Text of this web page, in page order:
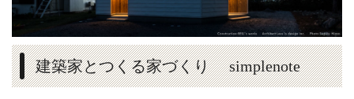
建築家とつくる家づくり simplenote